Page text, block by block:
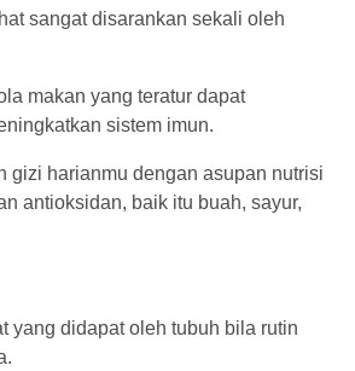
sangat disarankan sekali oleh
makan yang teratur dapat
sistem imun.
gizi harianmu dengan asupan nutrisi
antioksidan, baik itu buah, sayur,
yang didapat oleh tubuh bila rutin